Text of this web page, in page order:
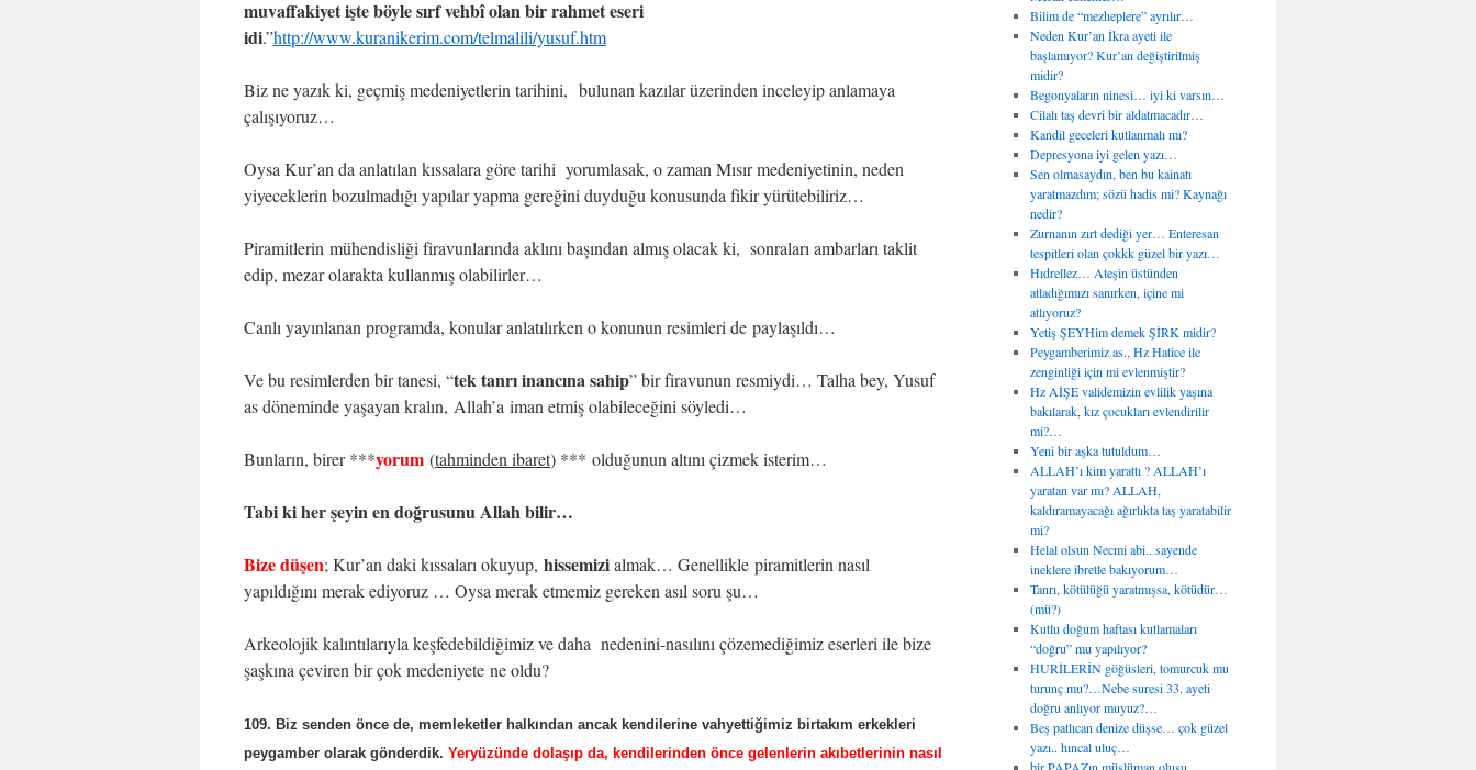
muvaffakiyet işte böyle sırf vehbî olan bir rahmet eseri
idi.”http://www.kuranikerim.com/telmalili/yusuf.htm
Biz ne yazık ki, geçmiş medeniyetlerin tarihini, bulunan kazılar üzerinden inceleyip anlamaya
çalışıyoruz…
Oysa Kur’an da anlatılan kıssalara göre tarihi yorumlasak, o zaman Mısır medeniyetinin, neden
yiyeceklerin bozulmadığı yapılar yapma gereğini duyduğu konusunda fikir yürütebiliriz…
Piramitlerin mühendisliği firavunlarında aklını başından almış olacak ki, sonraları ambarları taklit
edip, mezar olarakta kullanmış olabilirler…
Canlı yayınlanan programda, konular anlatılırken o konunun resimleri de paylaşıldı…
Ve bu resimlerden bir tanesi, “tek tanrı inancına sahip” bir firavunun resmiydi… Talha bey, Yusuf
as döneminde yaşayan kralın, Allah’a iman etmiş olabileceğini söyledi…
Bunların, birer ***yorum (tahminden ibaret) *** olduğunun altını çizmek isterim…
Tabi ki her şeyin en doğrusunu Allah bilir…
Bize düşen; Kur’an daki kıssaları okuyup, hissemizialmak… Genellikle piramitlerin nasıl
yapıldığını merak ediyoruz … Oysa merak etmemiz gereken asıl soru şu…
Arkeolojik kalıntılarıyla keşfedebildiğimiz ve daha nedenini-nasılını çözemediğimiz eserleri ile bize
şaşkına çeviren bir çok medeniyete ne oldu?
109. Biz senden önce de, memleketler halkından ancak kendilerine vahyettiğimiz birtakım erkekleri
peygamber olarak gönderdik. Yeryüzünde dolaşıp da, kendilerinden önce gelenlerin akıbetlerinin nasıl
Bilim de “mezheplere” ayrılır…
Neden Kur’an İkra ayeti ile
başlamıyor? Kur’an değiştirilmiş
midir?
Begonyaların ninesi… iyi ki varsın…
Cilalı taş devri bir aldatmacadır…
Kandil geceleri kutlanmalı mı?
Depresyona iyi gelen yazı…
Sen olmasaydın, ben bu kainatı
yaratmazdım; sözü hadis mi? Kaynağı
nedir?
Zurnanın zırt dediği yer… Enteresan
tespitleri olan çokkk güzel bir yazı…
Hıdrellez… Ateşin üstünden
atladığımızı sanırken, içine mi
atlıyoruz?
Yetiş ŞEYHim demek ŞİRK midir?
Peygamberimiz as., Hz Hatice ile
zenginliği için mi evlenmiştir?
Hz AİŞE validemizin evlilik yaşına
bakılarak, kız çocukları evlendirilir
mi?…
Yeni bir aşka tutuldum…
ALLAH’ı kim yarattı ? ALLAH’ı
yaratan var mı? ALLAH,
kaldıramayacağı ağırlıkta taş yaratabilir
mi?
Helal olsun Necmi abi.. sayende
ineklere ibretle bakıyorum…
Tanrı, kötülüğü yaratmışsa, kötüdür…
(mü?)
Kutlu doğum haftası kutlamaları
“doğru” mu yapılıyor?
HURİLERİN göğüsleri, tomurcuk mu
turunç mu?…Nebe suresi 33. ayeti
doğru anlıyor muyuz?…
Beş patlıcan denize düşse… çok güzel
yazı.. hıncal uluç…